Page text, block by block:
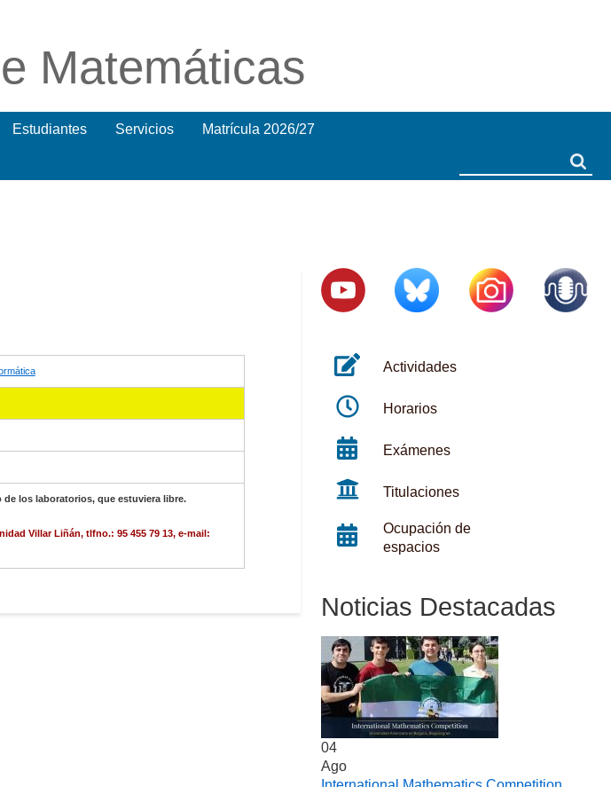
Matemáticas
Estudiantes Servicios Matrícula 2026/27
los laboratorios, que estuviera libre.
Villar Liñán, tlfno.: 95 455 79 13, e-mail:
Actividades
Horarios
Exámenes
Titulaciones
Ocupación de
espacios
Noticias Destacadas
04
Ago